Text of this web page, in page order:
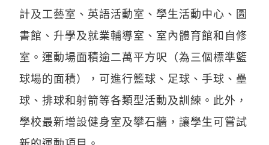
計及工藝室、英語活動室、學生活動中心、圖
書館、升學及就業輔導室、室內體育館和自修
室。運動場面積逾二萬平方呎（為三個標準籃
球場的面積），可進行籃球、足球、手球、壘
球、排球和射箭等各類型活動及訓練。此外，
學校最新增設健身室及攀石牆，讓學生可嘗試